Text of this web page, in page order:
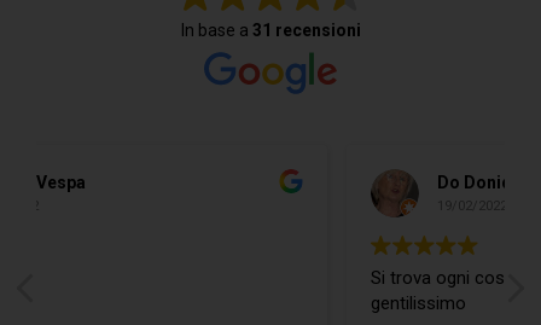
In base a 31 recensioni
Si trova ogni cosa ed in più il Ragazzo è